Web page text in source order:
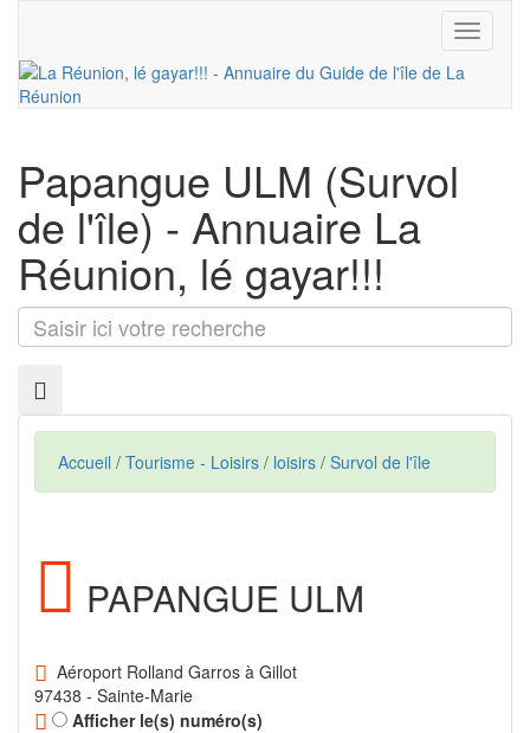
Toggle
Papangue ULM (Survol
de l'île) - Annuaire La
Réunion, lé gayar!!!
Saisir
ici
recherche
Accueil / Tourisme - Loisirs / loisirs / Survol de l'île
PAPANGUE ULM
Aéroport Rolland Garros à Gillot
97438 - Sainte-Marie
Afficher le(s) numéro(s)